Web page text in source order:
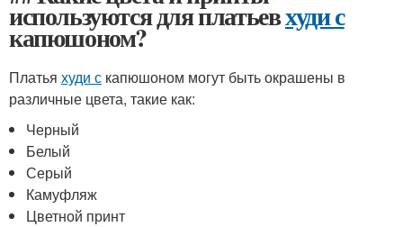
используются для платьевхуди с
капюшоном?
Платья худи с капюшоном могут быть окрашены в
различные цвета, такие как:
Черный
Белый
Серый
Камуфляж
Цветной принт